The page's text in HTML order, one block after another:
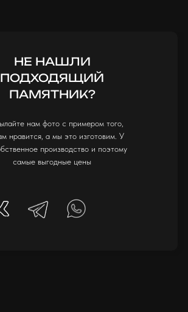
НЕ НАШЛИ
ПОДХОДЯЩИЙ
ПАМЯТНИК?
нам фото с примером того,
нравится, а мы это изготовим. У
производство и поэтому
самые выгодные цены